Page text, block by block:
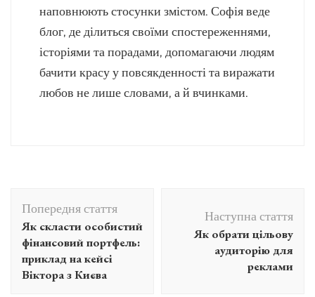
наповнюють стосунки змістом. Софія веде
блог, де ділиться своїми спостереженнями,
історіями та порадами, допомагаючи людям
бачити красу у повсякденності та виражати
любов не лише словами, а й вчинками.
по
запису
Попередня стаття
Як скласти особистий
фінансовий портфель:
приклад на кейсі
Віктора з Києва
Наступна стаття
Як обрати цільову
аудиторію для
реклами